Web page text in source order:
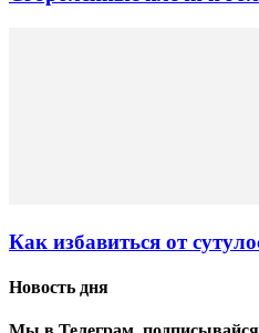
Как избавиться от
Новость дня